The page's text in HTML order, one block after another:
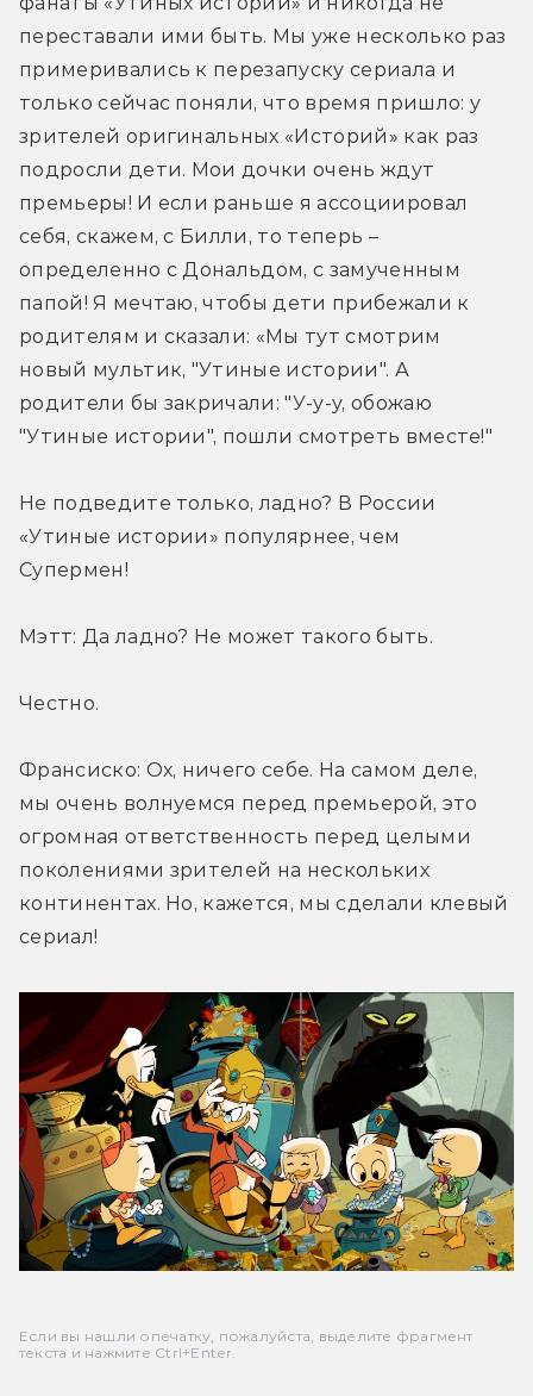
переставали ими быть. Мы уже несколько раз
примеривались к перезапуску сериала и
только сейчас поняли, что время пришло: у
зрителей оригинальных «Историй» как раз
подросли дети. Мои дочки очень ждут
премьеры! И если раньше я ассоциировал
себя, скажем, с Билли, то теперь –
определенно с Дональдом, с замученным
папой! Я мечтаю, чтобы дети прибежали к
родителям и сказали: «Мы тут смотрим
новый мультик, "Утиные истории". А
родители бы закричали: "У-у-у, обожаю
"Утиные истории", пошли смотреть вместе!"
Не подведите только, ладно? В России
«Утиные истории» популярнее, чем
Супермен!
Мэтт: Да ладно? Не может такого быть.
Честно.
Франсиско: Ох, ничего себе. На самом деле,
мы очень волнуемся перед премьерой, это
огромная ответственность перед целыми
поколениями зрителей на нескольких
континентах. Но, кажется, мы сделали клевый
сериал!
Если вы нашли опечатку, пожалуйста, выделите фрагмент
текста и нажмите Ctrl+Enter.